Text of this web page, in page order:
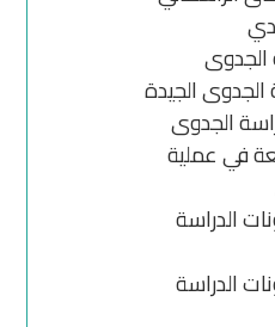
الجيدة
الجدوى
في عملية
الدراسة
الدراسة